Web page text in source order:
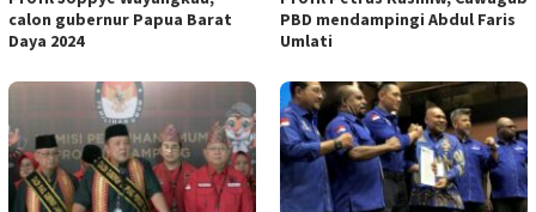
calon gubernur Papua Barat
Daya 2024
PBD mendampingi Abdul Faris
Umlati